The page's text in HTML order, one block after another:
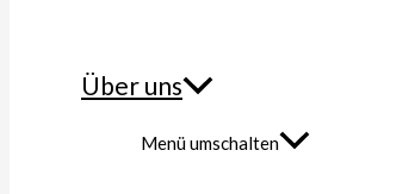
Über uns
Menü umschalten